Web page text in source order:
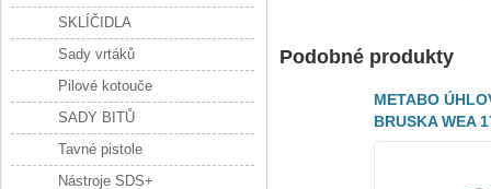
Podobné produkty
METABO
BRUSKA WEA
125 QUICK
SKLÍČIDLA
Sady vrtáků
Pilové kotouče
SADY BITŮ
Tavné pistole
Nástroje SDS+